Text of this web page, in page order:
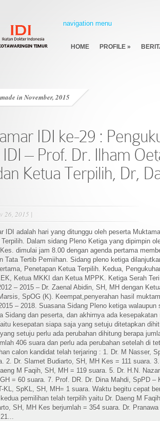
navigation menu
HOME PROFILE »
in November, 2015
IDI ke-29 :
– Prof. Dr. Ilham
Ketua Terpilih, Dr,
26, 2015 |
IDI adalah hari yang ditunggu oleh peserta
Dalam sidang Pleno Ketiga yang dipimpin
dimulai jam 8.00 dengan agenda pertama
Tata Tertib Pemiihan. Sidang pleno ketiga
Penetapan Ketua Terpilih. Kedua,
Ketua MKKI dan Ketua MPPK. Ketiga Serah
– 2015 – Dr. Zaenal Abidin, SH, MH dengan
SpOG (K). Keempat,penyerahan hasil
– 2018. Suasana Sidang Pleno ketiga walaupun
Sidang dan peserta, dan akhirnya ada
kesepatan siapa saja yang setuju ditetapkan
setuju perlu ada perubahan dihitung berapa
406 suara dan perlu ada perubahan setelah di
calon kandidat telah terjaring : 1. Dr. M Nasser,
2. Dr. Slamet Budiarto, SH, MH Kes = 111 suara.
M Faqih, SH, MH = 119 suara. 5. Dr. H.N.
= 60 suara. 7. Prof. DR. Dr. Dina Mahdi, SpPD
KL, SpKL, SH, MH= 1 suara. Waktu begitu cepat
pemilihan telah terpilih yaitu Dr. Daeng M
SH, MH Kes berjumlah = 354 suara. Dr.